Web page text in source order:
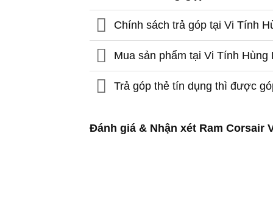
Chính sách trả góp tại Vi Tính
Mua sản phẩm tại Vi Tính
Trả góp thẻ tín dụng thì được
Đánh giá & Nhận xét Ram Corsair